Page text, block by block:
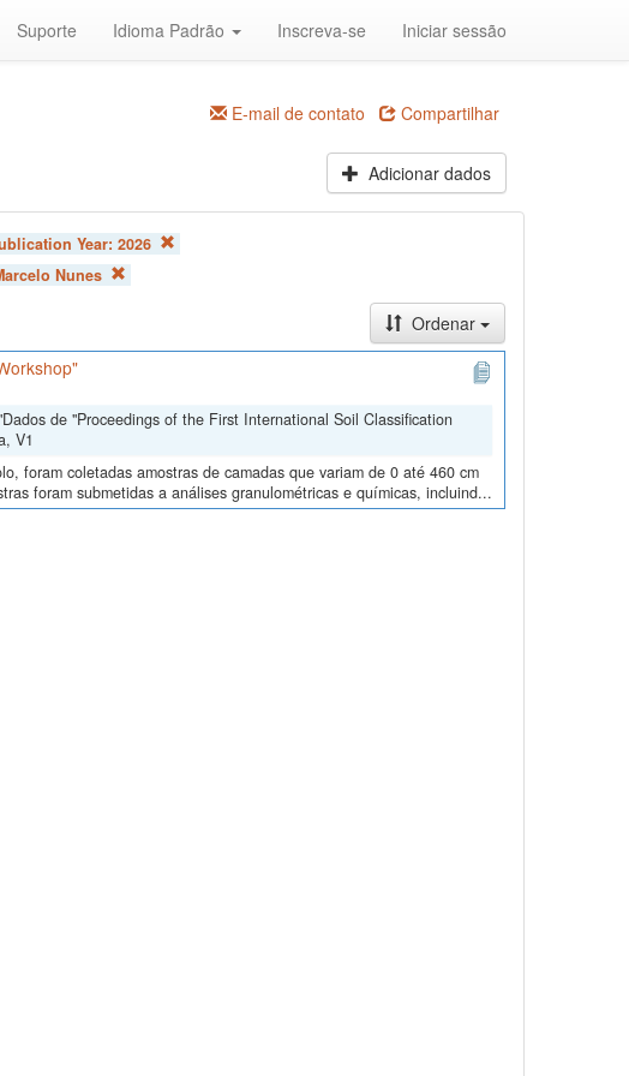
Suporte Idioma Padrão Inscreva-se Iniciar sessão
E-mail de contato Compartilhar
Adicionar dados
Year: 2026
Nunes
Ordenar
de "Proceedings of the First International Soil Classification
V1
foram coletadas amostras de camadas que variam de 0 até 460 cm
foram submetidas a análises granulométricas e químicas, incluind...